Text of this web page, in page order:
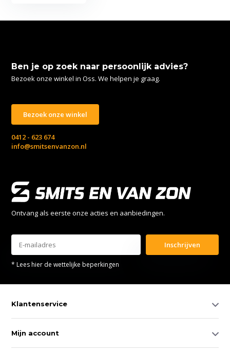
Ben je op zoek naar persoonlijk advies?
Bezoek onze winkel in Oss. We helpen je graag.
Bezoek onze winkel
0412 - 623 674
info@smitsenvanzon.nl
Ontvang als eerste onze acties en aanbiedingen.
Inschrijven
* Lees hier de wettelijke beperkingen
Klantenservice
Mijn account